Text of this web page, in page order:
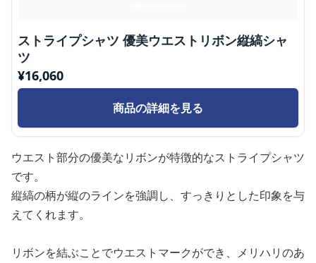
ストライプシャツ 優美ウエストリボン縦縞シャ
ツ
¥16,060
商品の詳細を見る
ウエスト部分の優美なリボンが特徴的なストライプシャツ
です。
縦縞の柄が縦のラインを強調し、すっきりとした印象を与
えてくれます。
リボンを結ぶことでウエストマークができ、メリハリのあ